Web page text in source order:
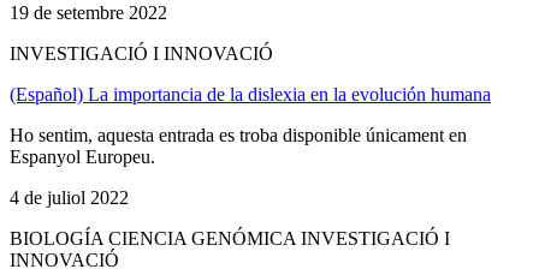
19 de setembre 2022
INVESTIGACIÓ I INNOVACIÓ
(Español) La importancia de la dislexia en la evolución humana
Ho sentim, aquesta entrada es troba disponible únicament en
Espanyol Europeu.
4 de juliol 2022
BIOLOGÍA CIENCIA GENÓMICA INVESTIGACIÓ I
INNOVACIÓ